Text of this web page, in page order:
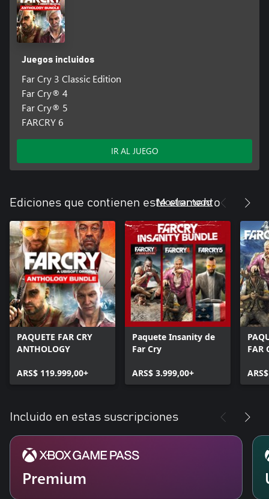
Juegos incluidos
Far Cry 3 Classic Edition
Far Cry® 4
Far Cry® 5
FARCRY 6
IR AL JUEGO
Ediciones que contienen este elemento
Mostrar todo
PAQUETE FAR CRY
ANTHOLOGY
ARS$ 119.999,00+
Paquete Insanity de
Far Cry
ARS$ 3.999,00+
FAR
Incluido en estas suscripciones
Premium